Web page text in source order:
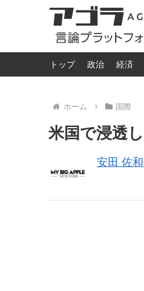
トップ 政治 経済
ホーム 国際
米国で浸透
安田 佐